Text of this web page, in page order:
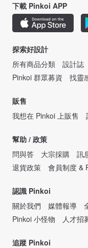
下載 Pinkoi APP
探索好設計
所有商品分類
設計誌
Pinkoi 群眾募資
找靈
販售
我想在 Pinkoi 上販售
幫助 / 政策
問與答
大宗採購 訊
退貨政策
會員制度 &
認識 Pinkoi
關於我們
媒體報導
Pinkoi 小怪物
人才招
追蹤 Pinkoi